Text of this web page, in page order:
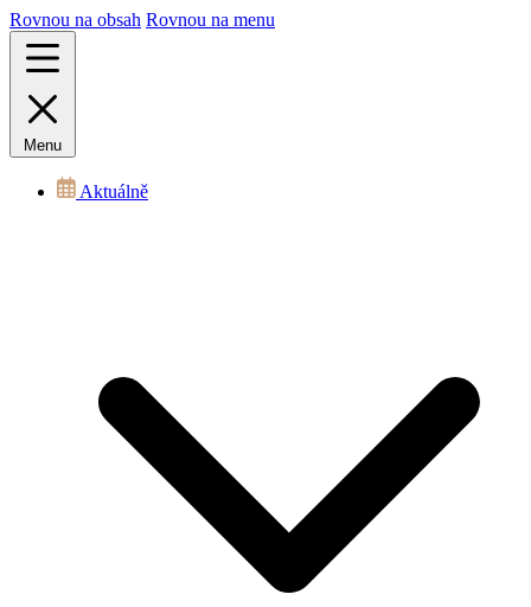
Rovnou na obsah Rovnou na menu
Menu
Aktuálně